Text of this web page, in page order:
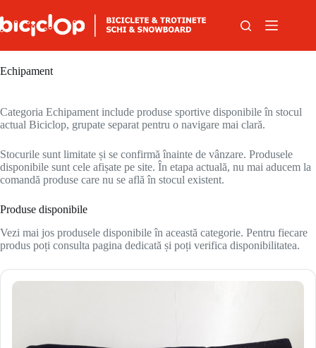
Echipament
Categoria Echipament include produse sportive disponibile în stocul
actual Biciclop, grupate separat pentru o navigare mai clară.
Stocurile sunt limitate și se confirmă înainte de vânzare. Produsele
disponibile sunt cele afișate pe site. În etapa actuală, nu mai aducem la
comandă produse care nu se află în stocul existent.
Produse disponibile
Vezi mai jos produsele disponibile în această categorie. Pentru fiecare
produs poți consulta pagina dedicată și poți verifica disponibilitatea.